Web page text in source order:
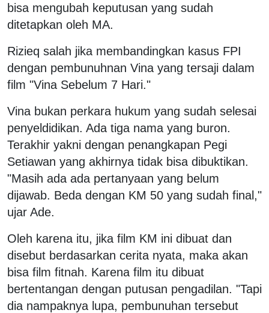
bisa mengubah keputusan yang sudah
ditetapkan oleh MA.
Rizieq salah jika membandingkan kasus FPI
dengan pembunuhnan Vina yang tersaji dalam
film "Vina Sebelum 7 Hari."
Vina bukan perkara hukum yang sudah selesai
penyeldidikan. Ada tiga nama yang buron.
Terakhir yakni dengan penangkapan Pegi
Setiawan yang akhirnya tidak bisa dibuktikan.
"Masih ada ada pertanyaan yang belum
dijawab. Beda dengan KM 50 yang sudah final,"
ujar Ade.
Oleh karena itu, jika film KM ini dibuat dan
disebut berdasarkan cerita nyata, maka akan
bisa film fitnah. Karena film itu dibuat
bertentangan dengan putusan pengadilan. "Tapi
dia nampaknya lupa, pembunuhan tersebut